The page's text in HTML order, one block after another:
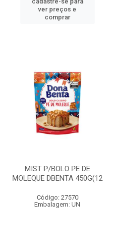
ver preços e
comprar
MIST P/BOLO PE DE
MOLEQUE DBENTA 450G(12
Código: 27570
Embalagem: UN